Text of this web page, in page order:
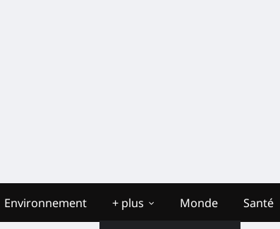
Environnement + plus Monde Santé